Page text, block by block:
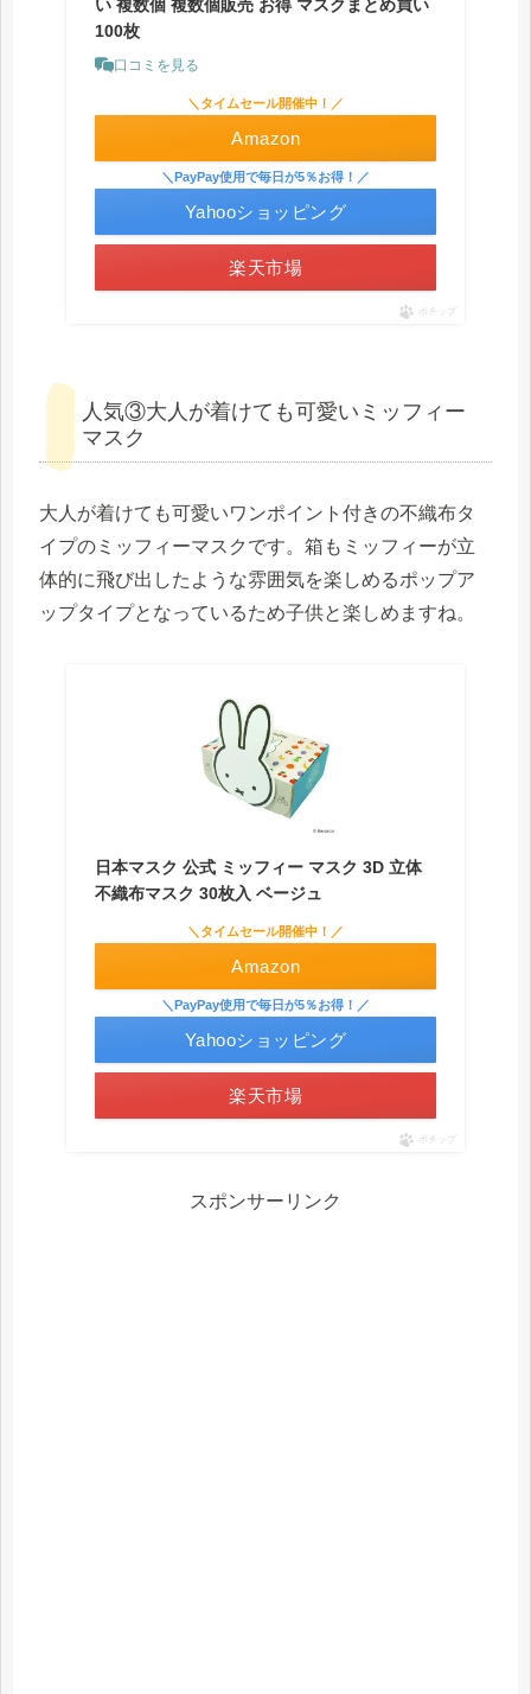
い 複数個 複数個販売 お得 マスクまとめ買い
100枚
口コミを見る
＼タイムセール開催中！／
Amazon
楽天市場
＼PayPay使用で毎日が5％お得！／
Yahooショッピング
ポチップ
人気③大人が着けても可愛いミッフィー
マスク
大人が着けても可愛いワンポイント付きの不織布タ
イプのミッフィーマスクです。箱もミッフィーが立
体的に飛び出したような雰囲気を楽しめるポップア
ップタイプとなっているため子供と楽しめますね。
日本マスク 公式 ミッフィー マスク 3D 立体
不織布マスク 30枚入 ベージュ
＼タイムセール開催中！／
Amazon
楽天市場
＼PayPay使用で毎日が5％お得！／
Yahooショッピング
ポチップ
スポンサーリンク